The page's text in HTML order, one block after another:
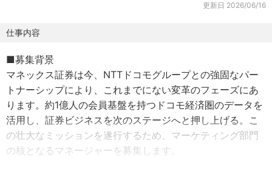
更新日 2026/06/16
仕事内容
■募集背景
マネックス証券は今、NTTドコモグループとの強固なパー
トナーシップにより、これまでにない変革のフェーズにあ
ります。約1億人の会員基盤を持つドコモ経済圏のデータを
活用し、証券ビジネスを次のステージへと押し上げる。こ
の壮大なミッションを遂行するため、マーケティング部門
の核となるマネージャーを募集します。